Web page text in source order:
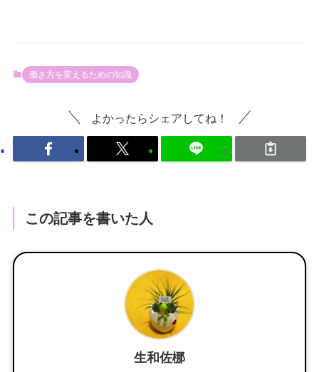
働き方を変えるための知識
よかったらシェアしてね！
この記事を書いた人
生和佐梛